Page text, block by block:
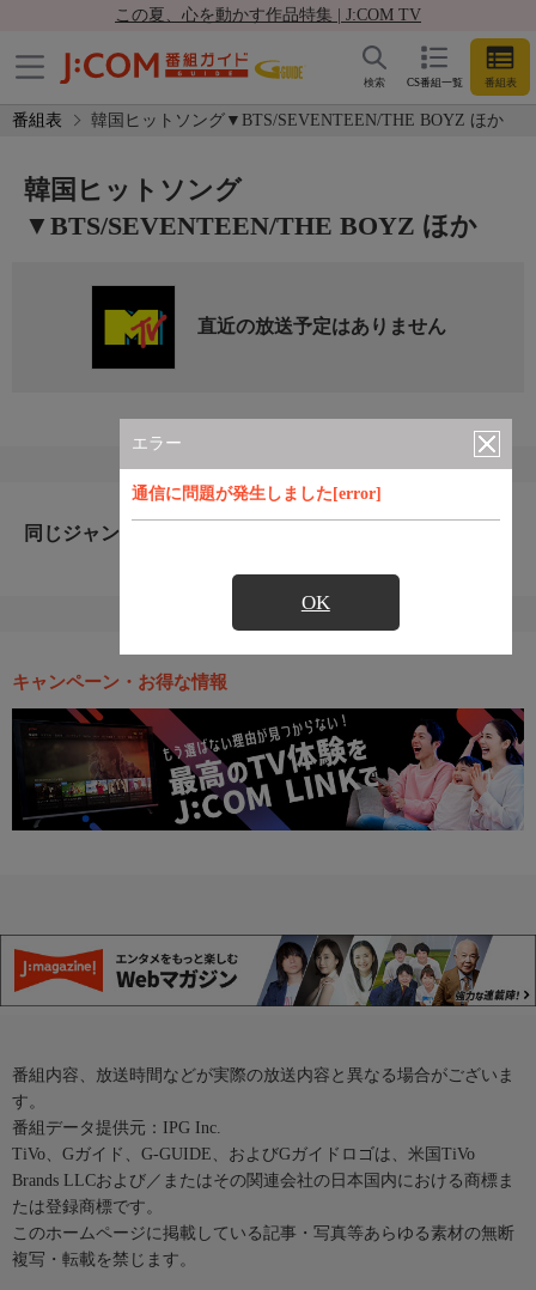
この夏、心を動かす作品特集 | J:COM TV
CS番組一覧 番組表
検索
番組表 韓国ヒットソング▼BTS/SEVENTEEN/THE BOYZ ほか
エラー
通信に問題が発生しました[error]
OK
韓国ヒットソング
▼BTS/SEVENTEEN/THE BOYZ ほか
直近の放送予定はありません
同じジャンルのおすすめ番組
キャンペーン・お得な情報
番組内容、放送時間などが実際の放送内容と異なる場合がございま
す。
番組データ提供元：IPG Inc.
TiVo、Gガイド、G-GUIDE、およびGガイドロゴは、米国TiVo
Brands LLCおよび／またはその関連会社の日本国内における商標ま
たは登録商標です。
このホームページに掲載している記事・写真等あらゆる素材の無断
複写・転載を禁じます。